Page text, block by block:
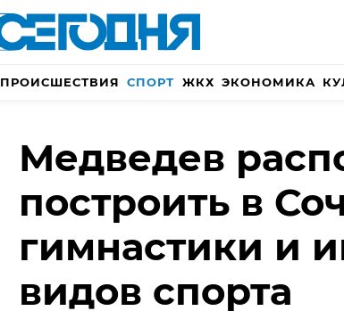
ПРОИСШЕСТВИЯ СПОРТ ЖКХ ЭКОНОМИКА
Медведев
построить в
гимнастики и
видов спорта